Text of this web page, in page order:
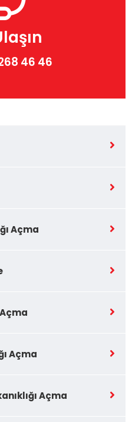
46 46
Açma
Açma
Açma